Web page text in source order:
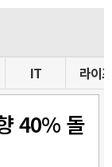
IT 라이프
40% 돌